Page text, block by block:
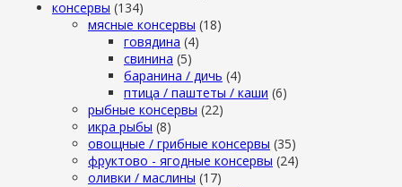
консервы (134)
мясные консервы (18)
говядина (4)
свинина (5)
баранина / дичь (4)
птица / паштеты / каши (6)
рыбные консервы (22)
икра рыбы (8)
овощные / грибные консервы (35)
фруктово - ягодные консервы (24)
оливки / маслины (17)